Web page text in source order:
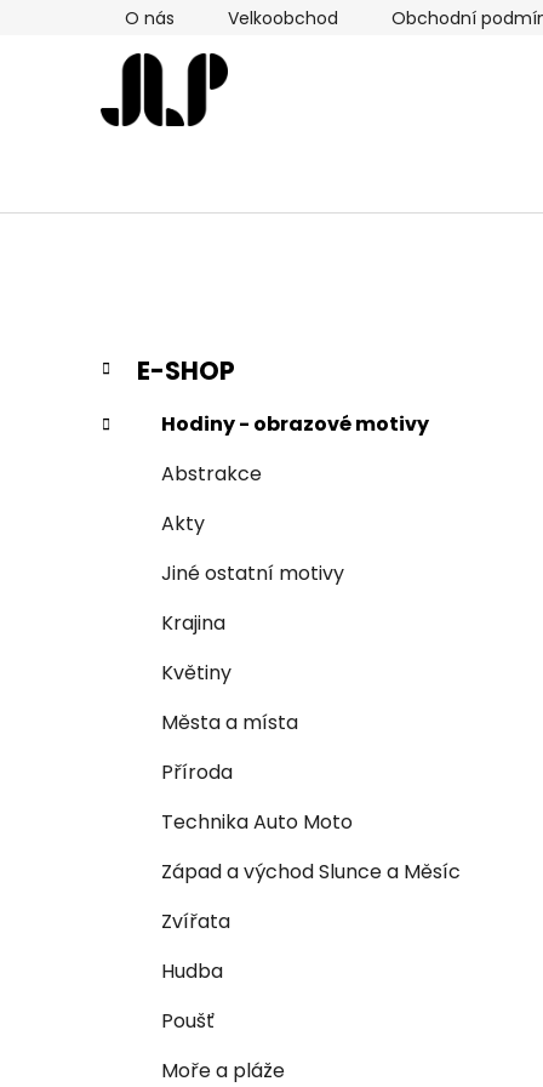
O nás Velkoobchod Obchodní
P
s
Přeskočit
kategorie
K
a
t
e
E-SHOP
Hodiny - obrazové motivy
Abstrakce
Akty
Jiné ostatní motivy
Krajina
Květiny
Města a místa
Příroda
Technika Auto Moto
Západ a východ Slunce a Měsíc
Zvířata
Hudba
Poušť
Moře a pláže